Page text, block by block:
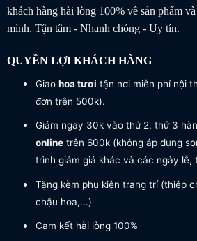
khách hàng hài lòng 100% về sản phẩm
mình. Tận tâm - Nhanh chóng - Uy tín.
QUYỀN LỢI KHÁCH HÀNG
Giao hoa tươi tận nơi miễn phí nội
đơn trên 500k).
Giảm ngay 30k vào thứ 2, thứ 3
onlinetrên 600k (không áp dụng
trình giảm giá khác và các ngày lễ,
Tặng kèm phụ kiện trang trí (thiệp
chậu hoa,...)
Cam kết hài lòng 100%